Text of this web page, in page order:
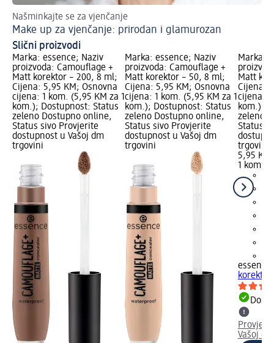
Našminkajte se za vjenčanje
Make up za vjenčanje: prirodan i glamurozan
Slični proizvodi
Marka: essence; Naziv
proizvoda: Camouflage +
Matt korektor – 200, 8 ml;
Cijena: 5,95 KM; Osnovna
cijena: 1 kom. (5,95 KM za 1
kom.); Dostupnost: Status
zeleno Dostupno online,
Status sivo Provjerite
dostupnost u Vašoj dm
trgovini
Marka: essence; Naziv
proizvoda: Camouflage +
Matt korektor – 50, 8 ml;
Cijena: 5,95 KM; Osnovna
cijena: 1 kom. (5,95 KM za 1
kom.); Dostupnost: Status
zeleno Dostupno online,
Status sivo Provjerite
dostupnost u Vašoj dm
trgovini
Marka:
Matt
Cijena:
cijena: 1
kom.);
zeleno
Status
trgovini
5,95 KM
1 kom.
essence
korektor
Vašoj